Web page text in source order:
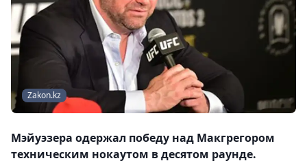
Zakon.kz
Мэйуэзера одержал победу над Макгрегором
техническим нокаутом в десятом раунде.